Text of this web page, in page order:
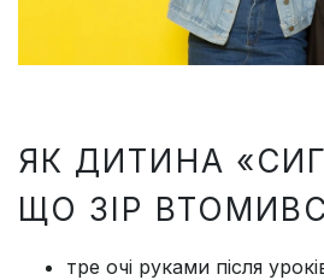
ЯК ДИТИНА
ЩО ЗІР
тре очі руками після